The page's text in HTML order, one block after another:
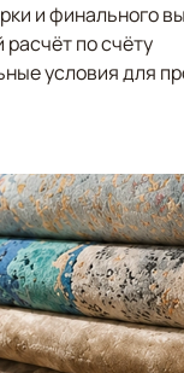
и финального
по счёту
условия для